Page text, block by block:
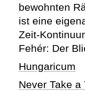
bewohnten
ist eine
Zeit-
Fehér: Der
Hungaricum
Never Take a